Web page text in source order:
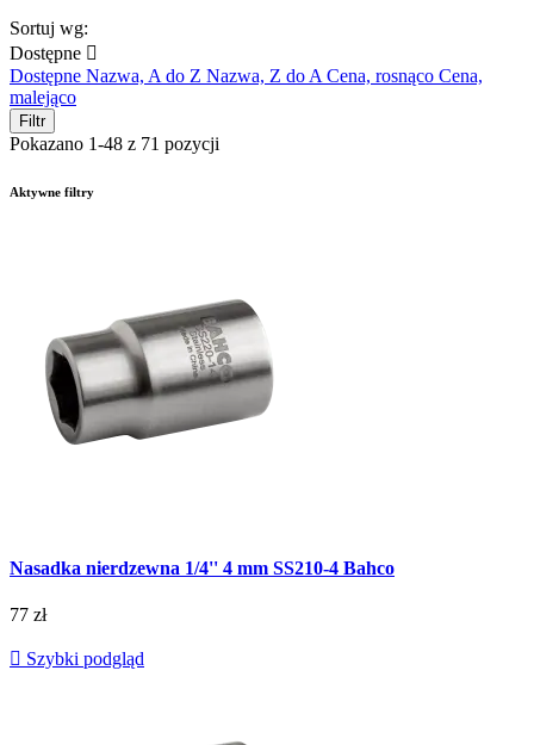
Sortuj wg:
Dostępne 
Dostępne Nazwa, A do Z Nazwa, Z do ACena, rosnąco Cena,
malejąco
Filtr
Pokazano 1-48 z 71 pozycji
Aktywne filtry
Nasadka nierdzewna 1/4'' 4 mm SS210-4 Bahco
77 zł
 Szybki podgląd